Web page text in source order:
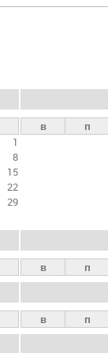
1
8
15
22
29
в п
в п
в п